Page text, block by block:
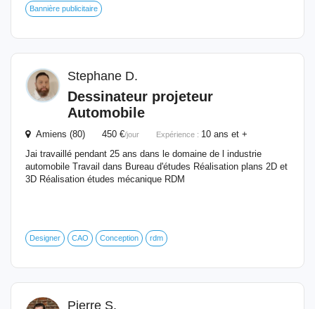
Bannière publicitaire
Stephane D.
Dessinateur projeteur
Automobile
Amiens (80) 450 €/jour Expérience : 10 ans et +
Jai travaillé pendant 25 ans dans le domaine de l industrie
automobile Travail dans Bureau d'études Réalisation plans 2D et
3D Réalisation études mécanique RDM
Designer CAO Conception rdm
Pierre S.